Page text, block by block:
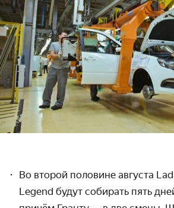
Во второй половине августа
Legend будут собирать пять